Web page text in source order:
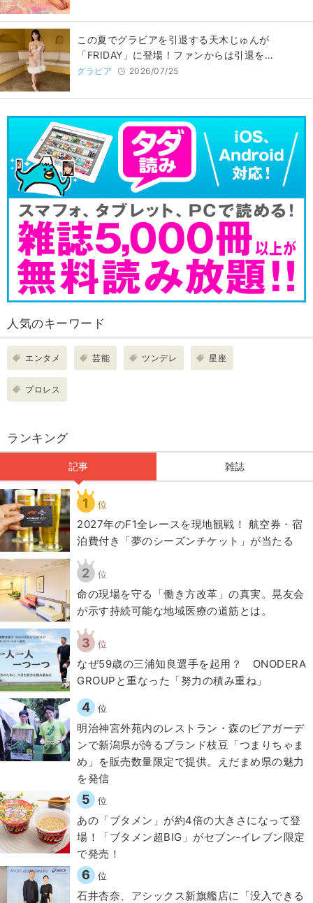
この夏でグラビアを引退する天木じゅんが
「FRIDAY」に登場！ファンからは引退を…
グラビア 2026/07/25
人気のキーワード
エンタメ 芸能 ツンデレ 星座
プロレス
ランキング
記事 雑誌
1 位
2027年のF1全レースを現地観戦！ 航空券・宿
泊費付き「夢のシーズンチケット」が当たる
2 位
​命の現場を守る「働き方改革」の真実。晃友会
が示す持続可能な地域医療の道筋とは。
3 位
なぜ59歳の三浦知良選手を起用？ ONODERA
GROUPと重なった「努力の積み重ね」
4 位
明治神宮外苑内のレストラン・森のビアガーデ
ンで新潟県が誇るブランド枝豆「つまりちゃま
め」を販売数量限定で提供。えだまめ県の魅力
を発信
5 位
あの「ブタメン」が約4倍の大きさになって登
場！「ブタメン超BIG」がセブン‐イレブン限定
で発売！
6 位
石井杏奈、アシックス新旗艦店に「没入できる